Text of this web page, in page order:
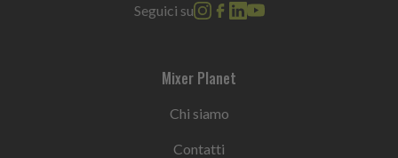
Seguici su
Mixer Planet
Chi siamo
Contatti